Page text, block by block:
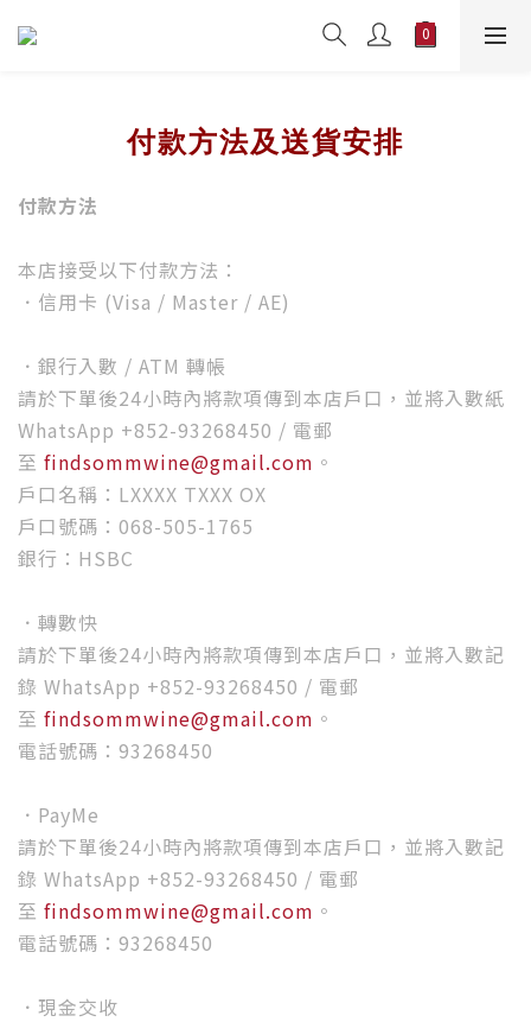
付款方法及送貨安排
付款方法
本店接受以下付款方法：
．信用卡 (Visa / Master / AE)
．銀行入數 / ATM 轉帳
請於下單後24小時內將款項傳到本店戶口，並將入數紙
WhatsApp +852-93268450 / 電郵
至 findsommwine@gmail.com 。
戶口名稱：LXXXX TXXX OX
戶口號碼：068-505-1765
銀行：HSBC
．轉數快
請於下單後24小時內將款項傳到本店戶口，並將入數記
錄 WhatsApp +852-93268450 / 電郵
至 findsommwine@gmail.com 。
電話號碼：93268450
．PayMe
請於下單後24小時內將款項傳到本店戶口，並將入數記
錄 WhatsApp +852-93268450 / 電郵
至 findsommwine@gmail.com 。
電話號碼：93268450
．現金交收